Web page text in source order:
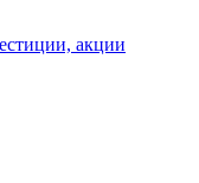
акции